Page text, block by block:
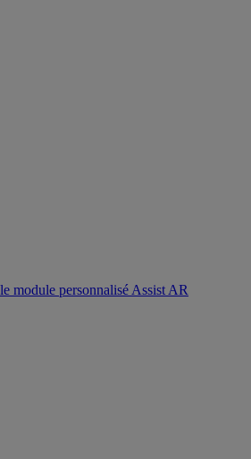
module personnalisé Assist AR